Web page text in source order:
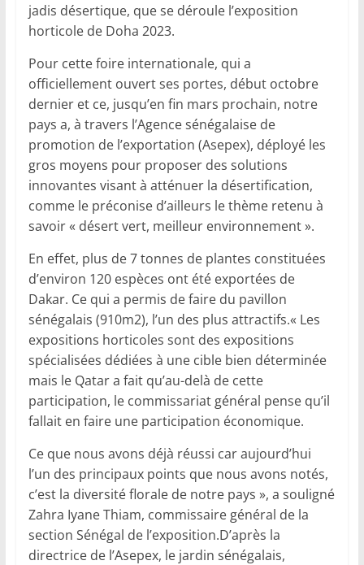
jadis désertique, que se déroule l’exposition
horticole de Doha 2023.
Pour cette foire internationale, qui a
officiellement ouvert ses portes, début octobre
dernier et ce, jusqu’en fin mars prochain, notre
pays a, à travers l’Agence sénégalaise de
promotion de l’exportation (Asepex), déployé les
gros moyens pour proposer des solutions
innovantes visant à atténuer la désertification,
comme le préconise d’ailleurs le thème retenu à
savoir « désert vert, meilleur environnement ».
En effet, plus de 7 tonnes de plantes constituées
d’environ 120 espèces ont été exportées de
Dakar. Ce qui a permis de faire du pavillon
sénégalais (910m2), l’un des plus attractifs.« Les
expositions horticoles sont des expositions
spécialisées dédiées à une cible bien déterminée
mais le Qatar a fait qu’au-delà de cette
participation, le commissariat général pense qu’il
fallait en faire une participation économique.
Ce que nous avons déjà réussi car aujourd’hui
l’un des principaux points que nous avons notés,
c’est la diversité florale de notre pays », a souligné
Zahra Iyane Thiam, commissaire général de la
section Sénégal de l’exposition.D’après la
directrice de l’Asepex, le jardin sénégalais,